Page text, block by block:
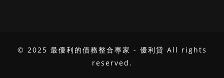
© 2025 最優利的債務整合專家 - 優利貸 All rights
reserved.